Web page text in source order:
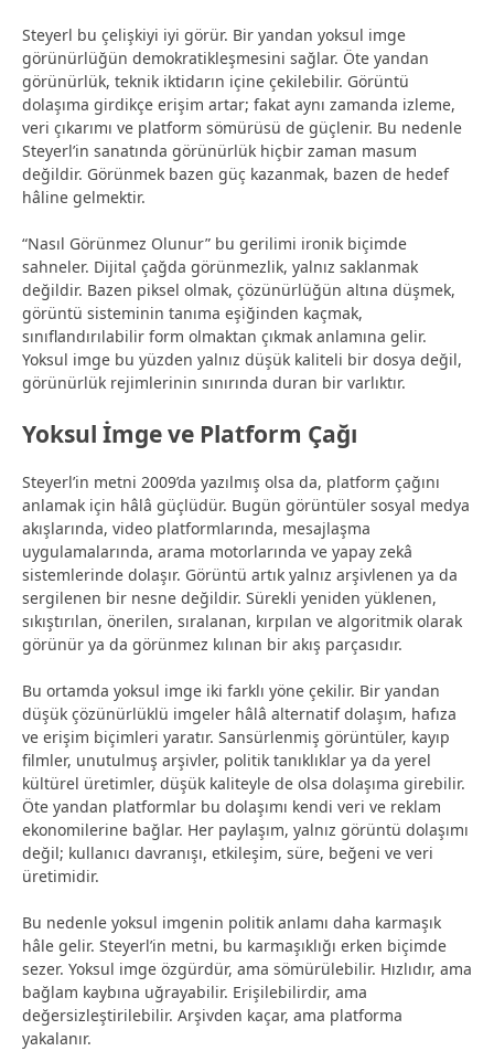
Steyerl bu çelişkiyi iyi görür. Bir yandan yoksul imge
görünürlüğün demokratikleşmesini sağlar. Öte yandan
görünürlük, teknik iktidarın içine çekilebilir. Görüntü
dolaşıma girdikçe erişim artar; fakat aynı zamanda izleme,
veri çıkarımı ve platform sömürüsü de güçlenir. Bu nedenle
Steyerl’in sanatında görünürlük hiçbir zaman masum
değildir. Görünmek bazen güç kazanmak, bazen de hedef
hâline gelmektir.
“Nasıl Görünmez Olunur” bu gerilimi ironik biçimde
sahneler. Dijital çağda görünmezlik, yalnız saklanmak
değildir. Bazen piksel olmak, çözünürlüğün altına düşmek,
görüntü sisteminin tanıma eşiğinden kaçmak,
sınıflandırılabilir form olmaktan çıkmak anlamına gelir.
Yoksul imge bu yüzden yalnız düşük kaliteli bir dosya değil,
görünürlük rejimlerinin sınırında duran bir varlıktır.
Yoksul İmge ve Platform Çağı
Steyerl’in metni 2009’da yazılmış olsa da, platform çağını
anlamak için hâlâ güçlüdür. Bugün görüntüler sosyal medya
akışlarında, video platformlarında, mesajlaşma
uygulamalarında, arama motorlarında ve yapay zekâ
sistemlerinde dolaşır. Görüntü artık yalnız arşivlenen ya da
sergilenen bir nesne değildir. Sürekli yeniden yüklenen,
sıkıştırılan, önerilen, sıralanan, kırpılan ve algoritmik olarak
görünür ya da görünmez kılınan bir akış parçasıdır.
Bu ortamda yoksul imge iki farklı yöne çekilir. Bir yandan
düşük çözünürlüklü imgeler hâlâ alternatif dolaşım, hafıza
ve erişim biçimleri yaratır. Sansürlenmiş görüntüler, kayıp
filmler, unutulmuş arşivler, politik tanıklıklar ya da yerel
kültürel üretimler, düşük kaliteyle de olsa dolaşıma girebilir.
Öte yandan platformlar bu dolaşımı kendi veri ve reklam
ekonomilerine bağlar. Her paylaşım, yalnız görüntü dolaşımı
değil; kullanıcı davranışı, etkileşim, süre, beğeni ve veri
üretimidir.
Bu nedenle yoksul imgenin politik anlamı daha karmaşık
hâle gelir. Steyerl’in metni, bu karmaşıklığı erken biçimde
sezer. Yoksul imge özgürdür, ama sömürülebilir. Hızlıdır, ama
bağlam kaybına uğrayabilir. Erişilebilirdir, ama
değersizleştirilebilir. Arşivden kaçar, ama platforma
yakalanır.